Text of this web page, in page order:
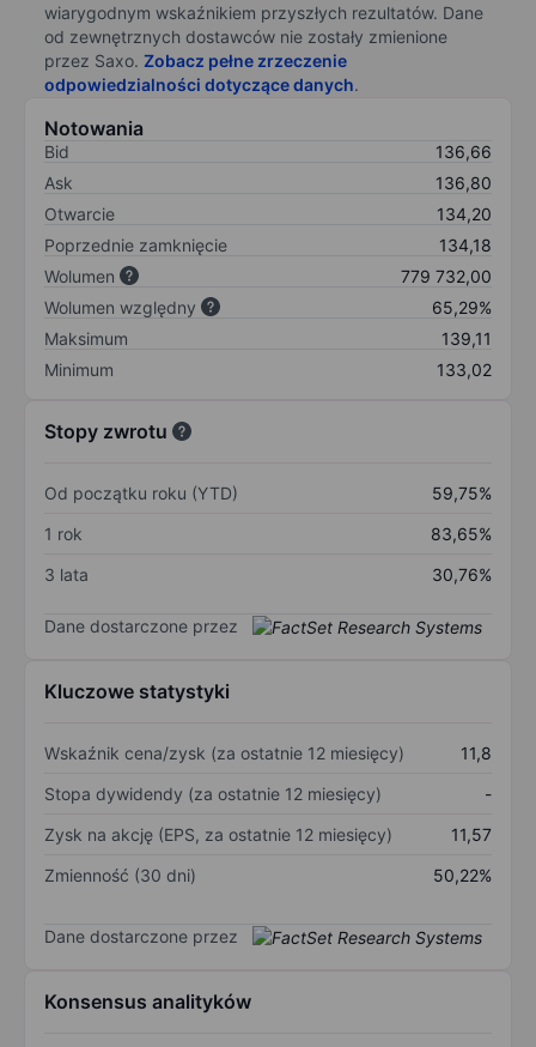
wiarygodnym wskaźnikiem przyszłych rezultatów. Dane
od zewnętrznych dostawców nie zostały zmienione
przez Saxo. Zobacz pełne zrzeczenie
odpowiedzialności dotyczące danych.
Notowania
Bid
136,66
Ask
136,80
Otwarcie
134,20
Poprzednie zamknięcie
134,18
Wolumen
779 732,00
Wolumen względny
65,29%
Maksimum
139,11
Minimum
133,02
Stopy zwrotu
Od początku roku (YTD)
59,75%
1 rok
83,65%
3 lata
30,76%
Dane dostarczone przez
Kluczowe statystyki
Wskaźnik cena/zysk (za ostatnie 12 miesięcy)
11,8
Stopa dywidendy (za ostatnie 12 miesięcy)
-
Zysk na akcję (EPS, za ostatnie 12 miesięcy)
11,57
Zmienność (30 dni)
50,22%
Dane dostarczone przez
Konsensus analityków